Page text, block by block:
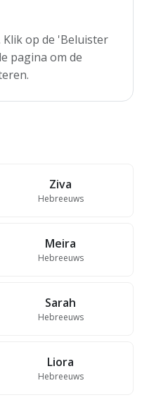
op de 'Beluister
pagina om de
Ziva
Hebreeuws
Meira
Hebreeuws
Sarah
Hebreeuws
Liora
Hebreeuws